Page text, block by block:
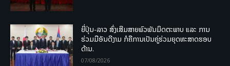
ຍີ່ປຸ່ນ-ລາວ ສົ່ງເສີມສາຍພົວພັນມິດຕະພາບ ແລະ ການ
ຮ່ວມມືອັນດີງາມ ກໍຄືການເປັນຄູ່ຮ່ວມຍຸດທະສາດຮອບ
ດ້ານ.
07/08/2026